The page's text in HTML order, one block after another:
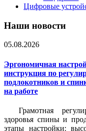
Цифровые
Наши новости
05.08.2026
Эргономичная
инструкция по
подлокотников и
на работе
Грамотная
здоровья спины и
этапы настройки: